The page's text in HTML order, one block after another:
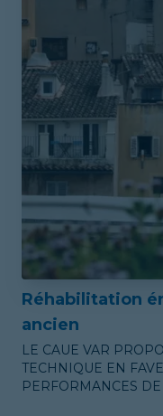
Réhabilitation
ancien
LE CAUE VAR
TECHNIQUE EN
PERFORMANCES